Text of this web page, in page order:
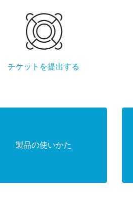
チケットを提出する
製品の使いかた